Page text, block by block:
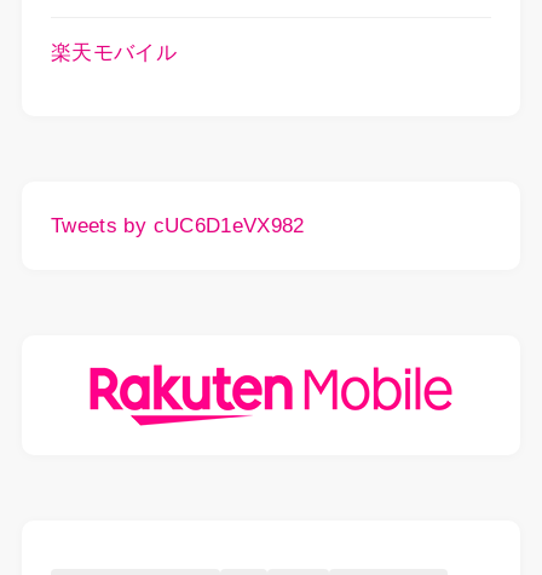
楽天モバイル
Tweets by cUC6D1eVX982